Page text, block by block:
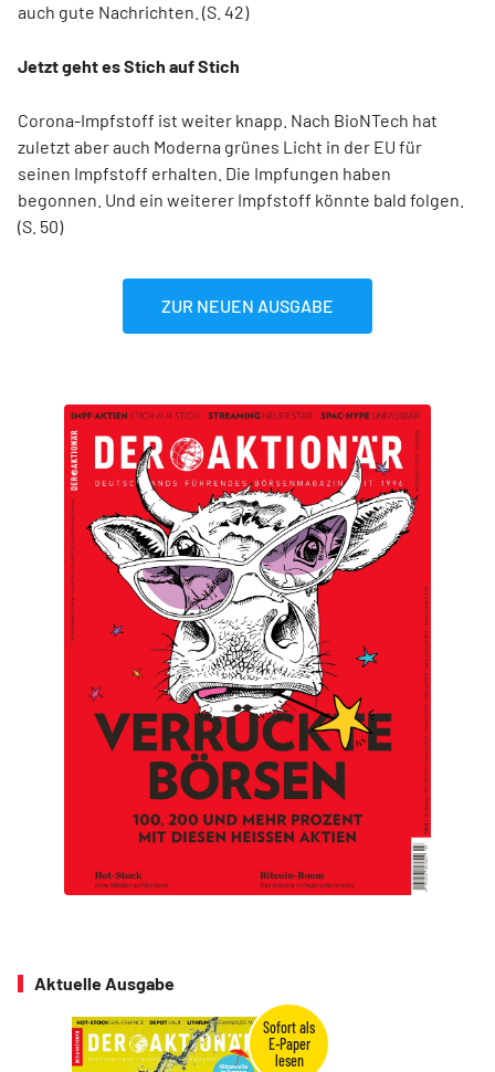
auch gute Nachrichten. (S. 42)
Jetzt geht es Stich auf Stich
Corona-Impfstoff ist weiter knapp. Nach BioNTech hat
zuletzt aber auch Moderna grünes Licht in der EU für
seinen Impfstoff erhalten. Die Impfungen haben
begonnen. Und ein weiterer Impfstoff könnte bald folgen.
(S. 50)
ZUR NEUEN AUSGABE
Aktuelle Ausgabe